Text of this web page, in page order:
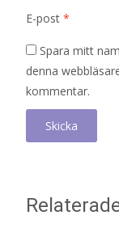
E-post *
Spara mitt
denna
kommentar.